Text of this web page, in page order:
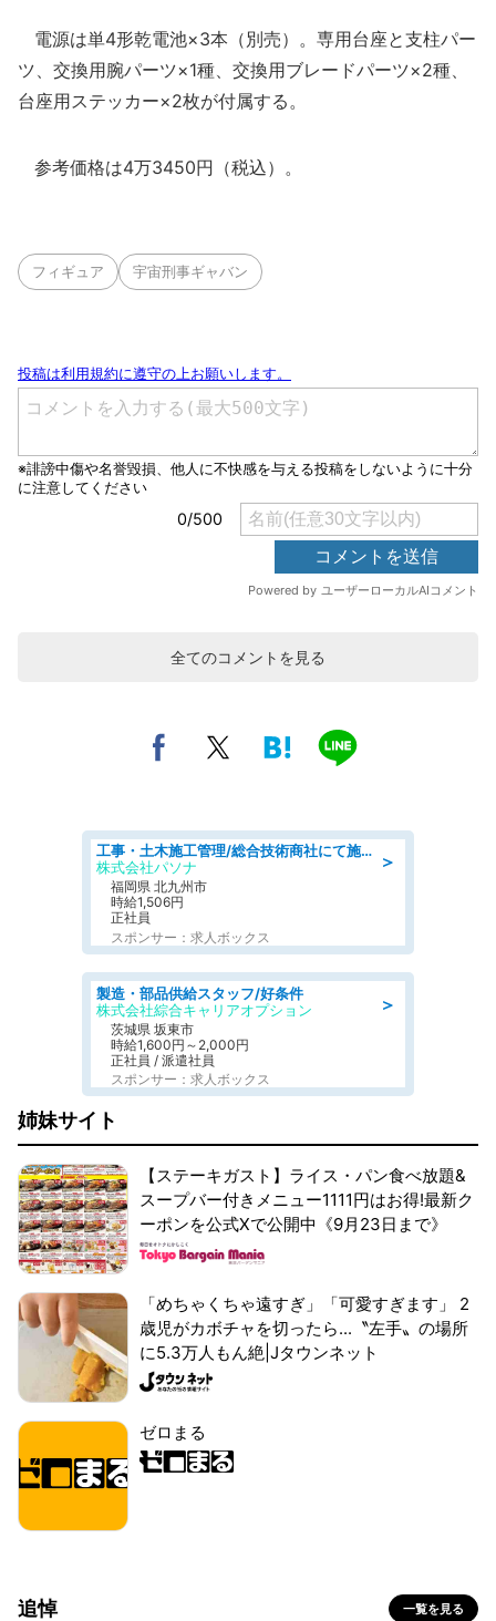
電源は単4形乾電池×3本（別売）。専用台座と支柱パー
ツ、交換用腕パーツ×1種、交換用ブレードパーツ×2種、
台座用ステッカー×2枚が付属する。
参考価格は4万3450円（税込）。
フィギュア 宇宙刑事ギャバン
全てのコメントを見る
＞
工事・土木施工管理/総合技術商社にて施工管理のお仕事/即日勤務可/車通勤可/工事・土木施工管理/生産・品質管理
株式会社パソナ
福岡県 北九州市
時給1,506円
正社員
スポンサー：求人ボックス
＞
製造・部品供給スタッフ/好条件
株式会社綜合キャリアオプション
茨城県 坂東市
時給1,600円～2,000円
正社員 / 派遣社員
スポンサー：求人ボックス
姉妹サイト
【ステーキガスト】ライス・パン食べ放題&
スープバー付きメニュー1111円はお得!最新ク
ーポンを公式Xで公開中《9月23日まで》
「めちゃくちゃ遠すぎ」「可愛すぎます」 2
歳児がカボチャを切ったら...〝左手〟の場所
に5.3万人もん絶|Jタウンネット
ゼロまる
追悼 一覧を見る